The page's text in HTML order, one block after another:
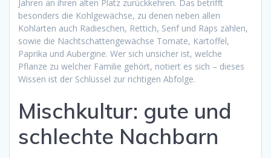
Jahren an ihren alten Platz zurückkehren. Das betrifft
besonders die Kohlgewächse, zu denen neben allen
Kohlarten auch Radieschen, Rettich, Senf und Raps zählen,
sowie die Nachtschattengewächse Tomate, Kartoffel,
Paprika und Aubergine. Wer sich unsicher ist, welche
Pflanze zu welcher Familie gehört, notiert es sich – dieses
Wissen ist der Schlüssel zur richtigen Abfolge.
Mischkultur: gute und
schlechte Nachbarn